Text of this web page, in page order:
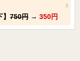
750円 → 350円